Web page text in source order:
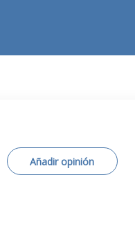
Añadir opinión